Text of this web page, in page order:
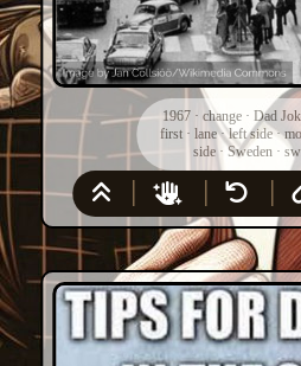
1967 ·change ·Dad
first ·lane·left side·
side ·Sweden ·